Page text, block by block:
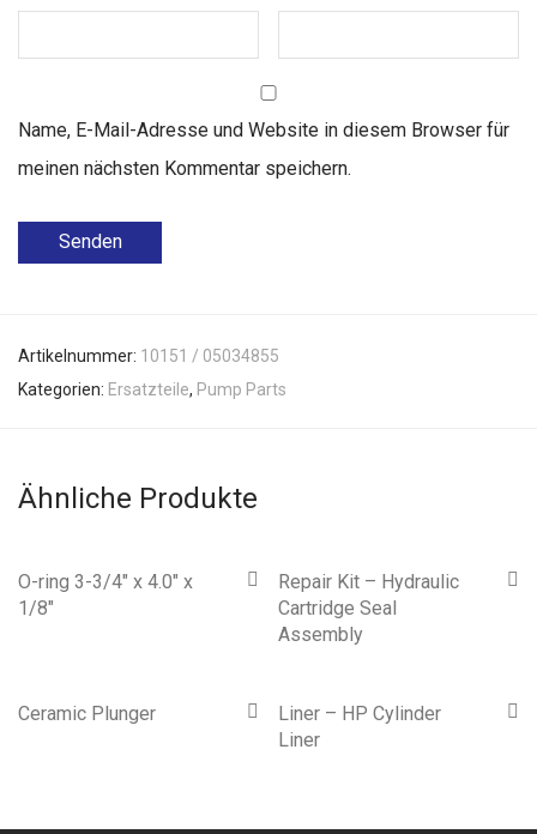
Name, E-Mail-Adresse und Website in diesem Browser für
meinen nächsten Kommentar speichern.
Artikelnummer: 10151 / 05034855
Kategorien: Ersatzteile, Pump Parts
Ähnliche Produkte
O-ring 3-3/4″ x 4.0″ x
1/8″
Repair Kit – Hydraulic
Cartridge Seal
Assembly
Ceramic Plunger
Liner – HP Cylinder
Liner